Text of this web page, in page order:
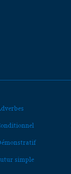
simple